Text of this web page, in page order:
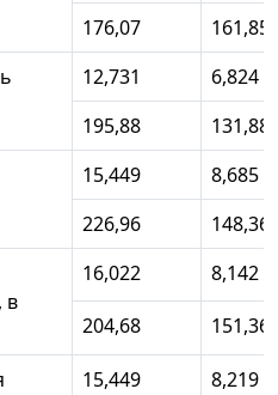
176,07
161,85
12,731
6,824
195,88
131,88
15,449
8,685
226,96
148,36
в
16,022
8,142
204,68
151,36
15,449
8,219